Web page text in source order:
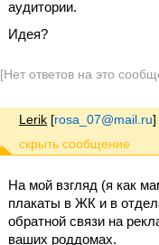
аудитории.
Идея?
[Нет ответов на это
Lerik [rosa_07@mail.ru]
На мой взгляд (я как
плакаты в ЖК и в
обратной связи на
ваших роддомах.